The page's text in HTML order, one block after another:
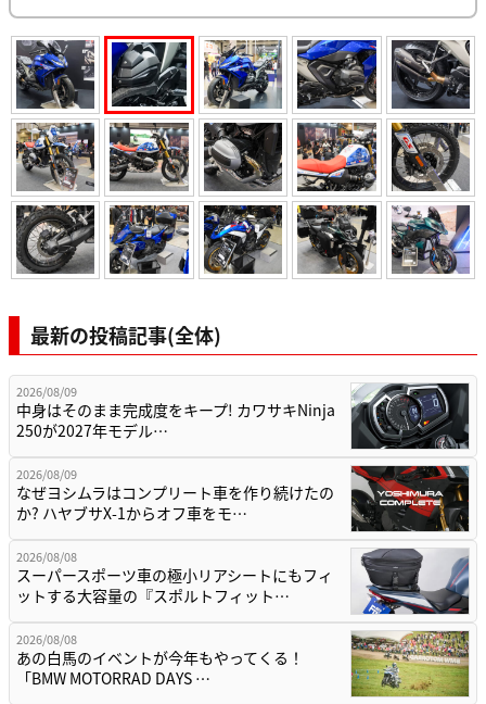
最新の投稿記事(全体)
2026/08/09
中身はそのまま完成度をキープ! カワサキNinja
250が2027年モデル…
2026/08/09
なぜヨシムラはコンプリート車を作り続けたの
か? ハヤブサX-1からオフ車をモ…
2026/08/08
スーパースポーツ車の極小リアシートにもフィ
ットする大容量の『スポルトフィット…
2026/08/08
あの白馬のイベントが今年もやってくる！
「BMW MOTORRAD DAYS …